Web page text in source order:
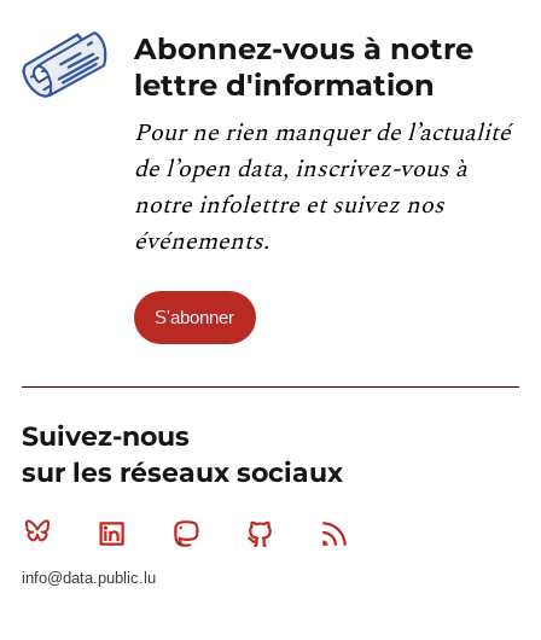
Abonnez-vous à notre
lettre d'information
Pour ne rien manquer de l’actualité
de l’open data, inscrivez-vous à
notre infolettre et suivez nos
événements.
S'abonner
Suivez-nous
sur les réseaux sociaux
Bluesky Linkedin MastodonGithub
info@data.public.lu